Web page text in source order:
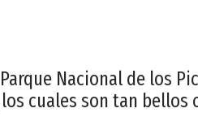
Nacional de los
cuales son tan bellos